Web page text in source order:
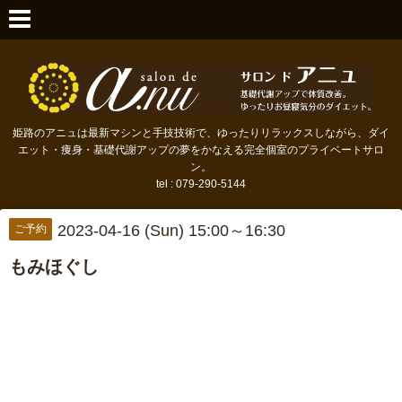
姫路のアニュは最新マシンと手技技術で、ゆったりリラックスしながら、ダイ
エット・痩身・基礎代謝アップの夢をかなえる完全個室のプライベートサロ
ン。
tel : 079-290-5144
ご予約 2023-04-16 (Sun) 15:00～16:30
もみほぐし